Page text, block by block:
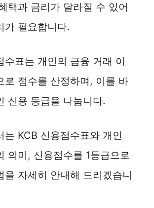
택과 금리가 달라질 수 있어
가 필요합니다.
수표는 개인의 금융 거래 이
로 점수를 산정하며, 이를 바
신용 등급을 나눕니다.
는 KCB 신용점수표와 개인
의미, 신용점수를 1등급으로
을 자세히 안내해 드리겠습니